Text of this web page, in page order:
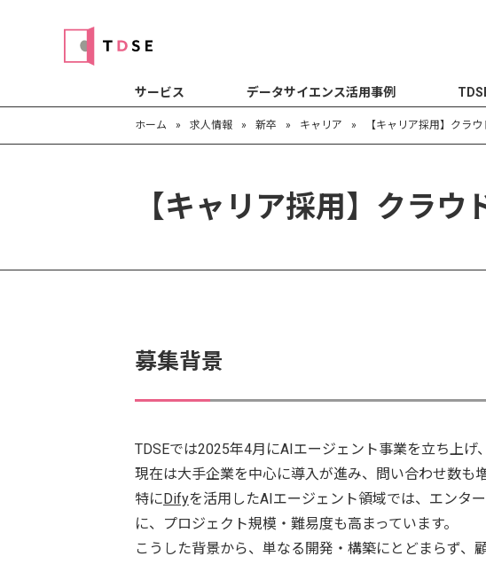
サービス データサイエンス活用事例
ホーム » 求人情報 » 新卒 » キャリア » 【キャリア採用】クラウ
【キャリア採用】クラ
募集背景
TDSEでは2025年4月にAIエージェント事業を立ち上げ、
現在は大手企業を中心に導入が進み、問い合わせ数も
特にDifyを活用したAIエージェント領域では、エンタ
に、プロジェクト規模・難易度も高まっています。
こうした背景から、単なる開発・構築にとどまらず